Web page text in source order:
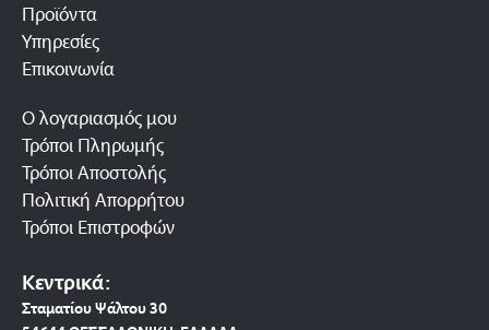
Προϊόντα
Υπηρεσίες
Επικοινωνία
Ο λογαριασμός μου
Τρόποι Πληρωμής
Τρόποι Αποστολής
Πολιτική Απορρήτου
Τρόποι Επιστροφών
Κεντρικά:
Σταματίου Ψάλτου 30